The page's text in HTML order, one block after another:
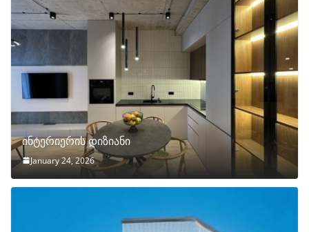
ინტერიერის დიზიანი
January 24, 2026